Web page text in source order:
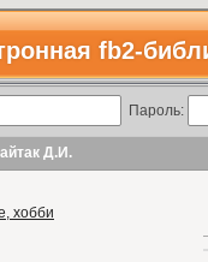
fb2-
Пароль:
Д.И.
хобби